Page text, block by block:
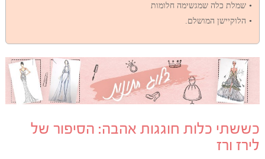
שמלת כלה שמגשימה חלומות
הלוקיישן המושלם.
כששתי כלות חוגגות אהבה: הסיפור של
לירז ורז